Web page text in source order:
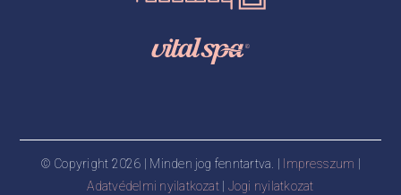
© Copyright 2026 | Minden jog fenntartva. | Impresszum
Adatvédelmi nyilatkozat| Jogi nyilatkozat